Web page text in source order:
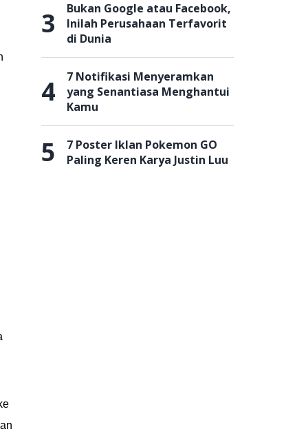
3
Bukan Google atau Facebook,
Inilah Perusahaan Terfavorit
di Dunia
4
7 Notifikasi Menyeramkan
yang Senantiasa Menghantui
Kamu
5
7 Poster Iklan Pokemon GO
Paling Keren Karya Justin Luu